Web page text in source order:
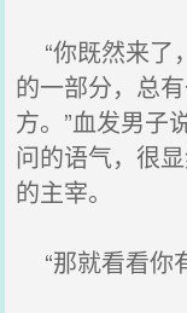
“你既然来了
的一部分，总
方。”血发男子
问的语气，很
的主宰。
“那就看看你